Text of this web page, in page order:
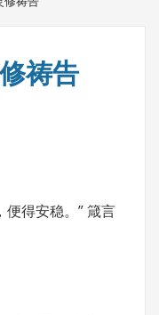
祷告
便得安稳。” 箴言